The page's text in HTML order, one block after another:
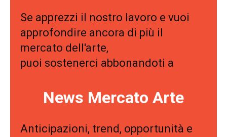
Se apprezzi il nostro lavoro e vuoi
approfondire ancora di più il
mercato dell'arte,
puoi sostenerci abbonandoti a
News Mercato Arte
Anticipazioni, trend, opportunità e